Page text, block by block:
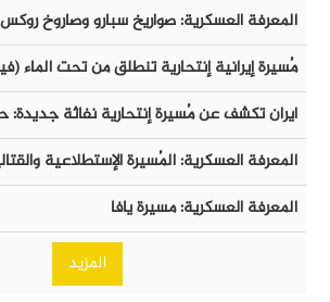
المعرفة العسكرية: صواريخ سبارو وصاروخ روكس
مُسيرة إيرانية إنتحارية تنطلق من تحت الماء
ايران تكشف عن مُسيرة إنتحارية نفاثة جديدة: حديد-١١٠
المعرفة العسكرية: المُسيرة الإستطلاعية
المعرفة العسكرية: مسيرة يافا
المزيد